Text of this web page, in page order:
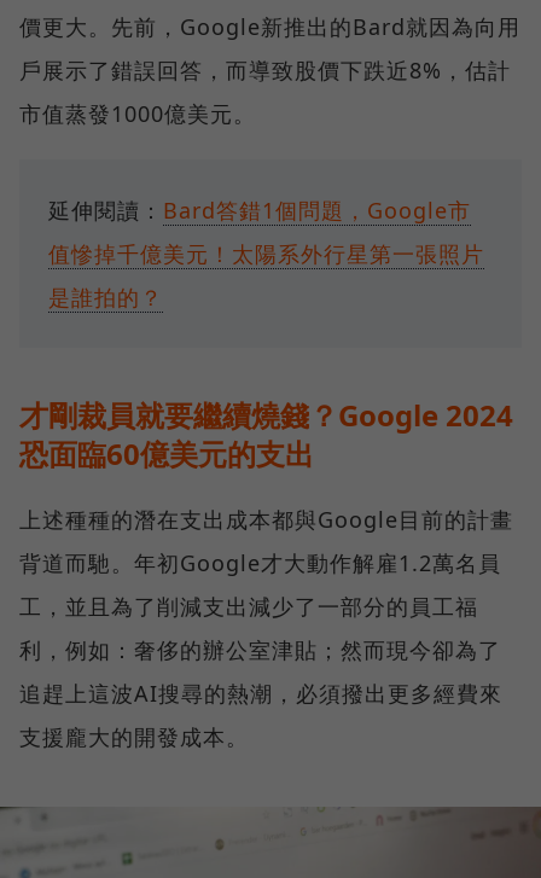
價更大。先前，Google新推出的Bard就因為向用
戶展示了錯誤回答，而導致股價下跌近8%，估計
市值蒸發1000億美元。
延伸閱讀： Bard答錯1個問題，Google市
值慘掉千億美元！太陽系外行星第一張照片
是誰拍的？
才剛裁員就要繼續燒錢？Google 2024
恐面臨60億美元的支出
上述種種的潛在支出成本都與Google目前的計畫
背道而馳。年初Google才大動作解雇1.2萬名員
工，並且為了削減支出減少了一部分的員工福
利，例如：奢侈的辦公室津貼；然而現今卻為了
追趕上這波AI搜尋的熱潮，必須撥出更多經費來
支援龐大的開發成本。